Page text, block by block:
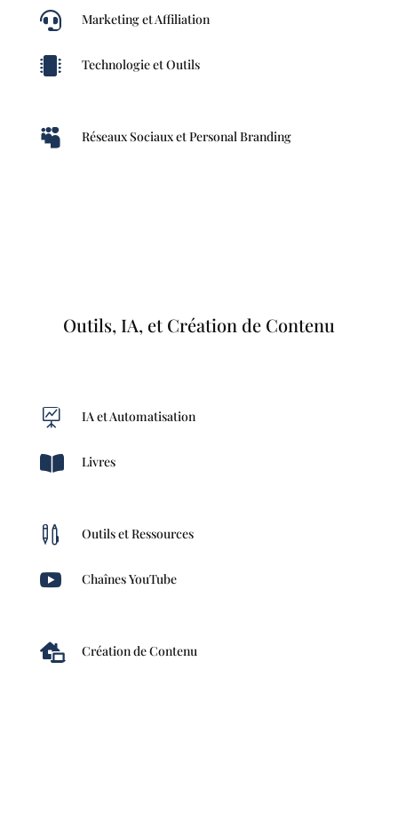
 Marketing et Affiliation
 Technologie et Outils
 Réseaux Sociaux et Personal Branding
Outils, IA, et Création de Contenu
 IA et Automatisation
 Livres
 Outils et Ressources
 Chaînes YouTube
 Création de Contenu